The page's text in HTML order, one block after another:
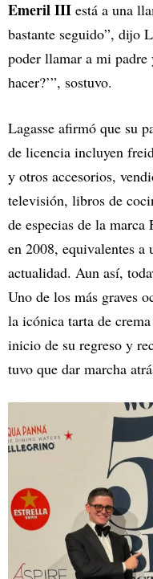
Emeril III está a una
bastante seguido”, dijo
poder llamar a mi padre
hacer?’”, sostuvo.
Lagasse afirmó que su
de licencia incluyen
y otros accesorios,
televisión, libros de
de especias de la
en 2008, equivalentes a
actualidad. Aun así,
Uno de los más graves
la icónica tarta de
inicio de su regreso y
tuvo que dar marcha